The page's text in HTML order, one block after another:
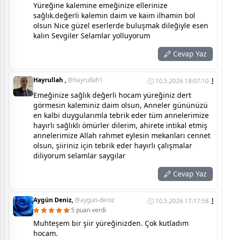
Yüreğine kalemine emeğinize ellerinize
sağlık.değerli kalemin daim ve kaim ilhamin bol
olsun Nice güzel eserlerde buluşmak dileğiyle esen
kalın Sevgiler Selamlar yolluyorum
Cevap Yaz
Hayrullah ,@hayrullah1 10.5.2026 18:07:10
Emeğinize sağlık değerli hocam yüreğiniz dert
görmesin kaleminiz daim olsun, Anneler gününüzü
en kalbi duygularımla tebrik eder tüm annelerimize
hayırlı sağlıklı ömürler dilerim, ahirete intikal etmiş
annelerimize Allah rahmet eylesin mekanları cennet
olsun, şiiriniz için tebrik eder hayırlı çalışmalar
diliyorum selamlar saygılar
Cevap Yaz
Aygün Deniz,@aygun-deniz
10.5.2026 17:17:58
5 puan verdi
Muhteşem bir şiir yüreğinizden. Çok kutladım
hocam.